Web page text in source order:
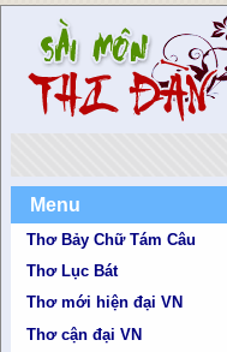
Menu
Thơ Bảy Chữ Tám Câu
Thơ Lục Bát
Thơ mới hiện đại VN
Thơ cận đại VN